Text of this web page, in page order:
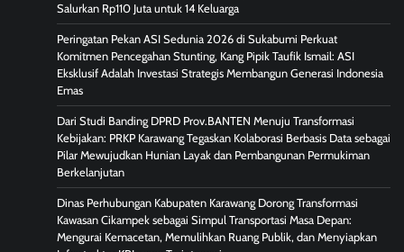
Salurkan Rp110 Juta untuk 14 Keluarga
Peringatan Pekan ASI Sedunia 2026 di Sukabumi Perkuat
Komitmen Pencegahan Stunting, Kang Pipik Taufik Ismail: ASI
Eksklusif Adalah Investasi Strategis Membangun Generasi Indonesia
Emas
Dari Studi Banding DPRD Prov.BANTEN Menuju Transformasi
Kebijakan: PRKP Karawang Tegaskan Kolaborasi Berbasis Data sebagai
Pilar Mewujudkan Hunian Layak dan Pembangunan Permukiman
Berkelanjutan
Dinas Perhubungan Kabupaten Karawang Dorong Transformasi
Kawasan Cikampek sebagai Simpul Transportasi Masa Depan:
Mengurai Kemacetan, Memulihkan Ruang Publik, dan Menyiapkan